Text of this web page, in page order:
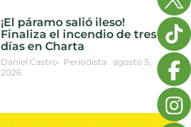
¡El páramo salió ileso!
Finaliza el incendio de tres
días en Charta
Daniel Castro- Periodista
agosto 5,
2026